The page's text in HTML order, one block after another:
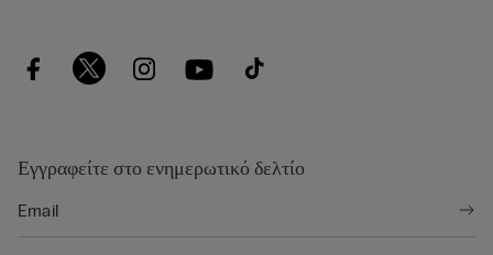
Εγγραφείτε στο ενημερωτικό δελτίο